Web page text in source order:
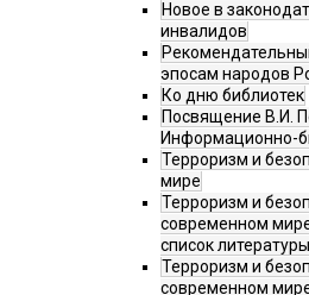
Новое в
инвалидов
эпосам народов
Ко дню библиотек
Посвящение В.И.
Информационно-
Терроризм и
мире
Терроризм и
современном
список
Терроризм и
современном